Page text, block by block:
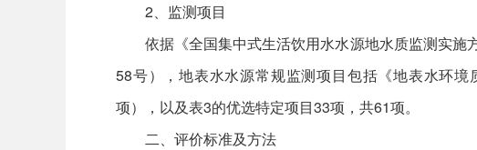
2、监测项目
依据《全国集中式生活饮用水水源地水质监测实施
58号），地表水水源常规监测项目包括《地表水环
项），以及表3的优选特定项目33项，共61项。
二、评价标准及方法